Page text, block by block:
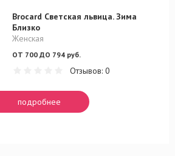
Brocard Светская львица. Зима
Близко
Женская
ОТ 700 ДО 794 руб.
Отзывов: 0
подробнее